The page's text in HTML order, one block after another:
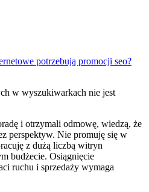
potrzebują promocji seo?
w wyszukiwarkach nie jest
i otrzymali odmowę, wiedzą, że
perspektyw. Nie promuję się w
z dużą liczbą witryn
budżecie. Osiągnięcie
ruchu i sprzedaży wymaga